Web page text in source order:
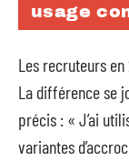
usage
Les recruteurs en
La différence se
précis : « J’ai
variantes